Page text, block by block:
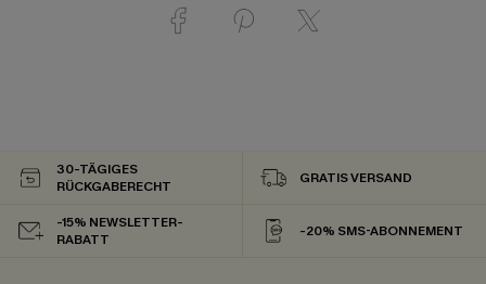
30-TÄGIGES
RÜCKGABERECHT
GRATIS VERSAND
-15% NEWSLETTER-
RABATT
-20% SMS-ABONNEMENT